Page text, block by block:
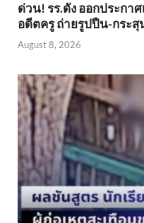
ด่วน! รร.ดัง ออกประกา
อดีตครู ถ่ายรูปปืน-กระสุ
August 8, 2026